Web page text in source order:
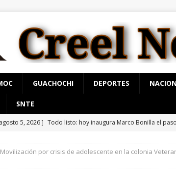
GUACHOCHI DEPORTES
SNTE
5, 2026 ] Continúan jornadas de Jóvenes Unen al Barrio
[ agosto 5, 2026 ]
Detienen a ocho por narcomenudeo
Movilización por crisis de adolescente en la colonia